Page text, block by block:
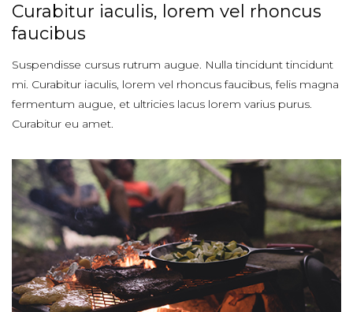
Curabitur iaculis, lorem vel rhoncus
faucibus
Suspendisse cursus rutrum augue. Nulla tincidunt tincidunt
mi. Curabitur iaculis, lorem vel rhoncus faucibus, felis magna
fermentum augue, et ultricies lacus lorem varius purus.
Curabitur eu amet.